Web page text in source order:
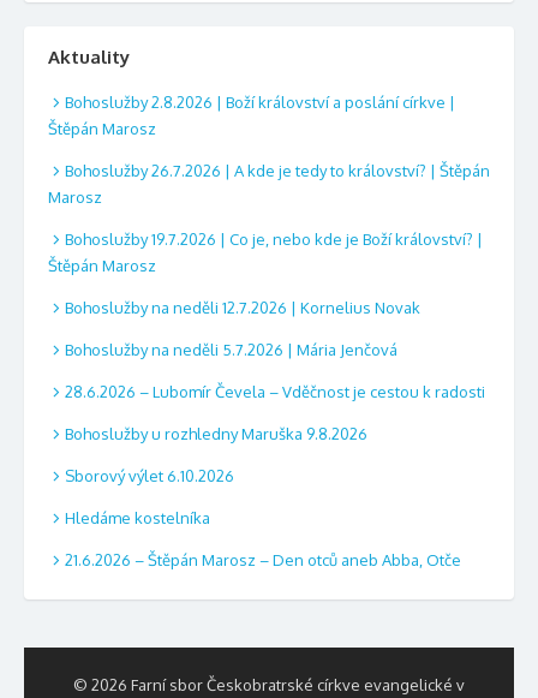
Aktuality
Bohoslužby 2.8.2026 | Boží království a poslání církve |
Štěpán Marosz
Bohoslužby 26.7.2026 | A kde je tedy to království? | Štěpán
Marosz
Bohoslužby 19.7.2026 | Co je, nebo kde je Boží království? |
Štěpán Marosz
Bohoslužby na neděli 12.7.2026 | Kornelius Novak
Bohoslužby na neděli 5.7.2026 | Mária Jenčová
28.6.2026 – Lubomír Čevela – Vděčnost je cestou k radosti
Bohoslužby u rozhledny Maruška 9.8.2026
Sborový výlet 6.10.2026
Hledáme kostelníka
21.6.2026 – Štěpán Marosz – Den otců aneb Abba, Otče
© 2026 Farní sbor Českobratrské církve evangelické v